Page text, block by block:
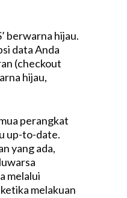
berwarna hijau.
data Anda
(checkout
hijau,
perangkat
up-to-date.
yang ada,
melalui
melakuan